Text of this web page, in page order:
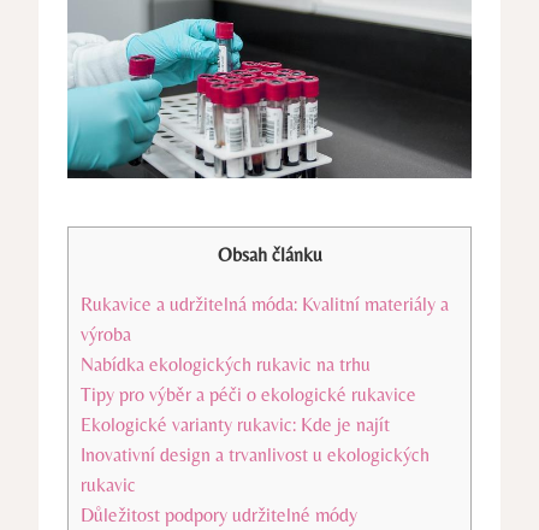
Obsah článku
Rukavice‍ a udržitelná móda: Kvalitní materiály a ​
výroba
Nabídka ekologických rukavic na ⁤trhu
Tipy pro výběr a péči o ekologické rukavice
Ekologické varianty rukavic: Kde je najít
Inovativní design a trvanlivost u ekologických
rukavic
Důležitost podpory udržitelné módy